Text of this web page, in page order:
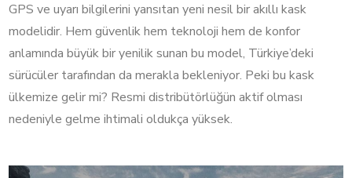
GPS ve uyarı bilgilerini yansıtan yeni nesil bir akıllı kask
modelidir. Hem güvenlik hem teknoloji hem de konfor
anlamında büyük bir yenilik sunan bu model, Türkiye’deki
sürücüler tarafından da merakla bekleniyor. Peki bu kask
ülkemize gelir mi? Resmi distribütörlüğün aktif olması
nedeniyle gelme ihtimali oldukça yüksek.